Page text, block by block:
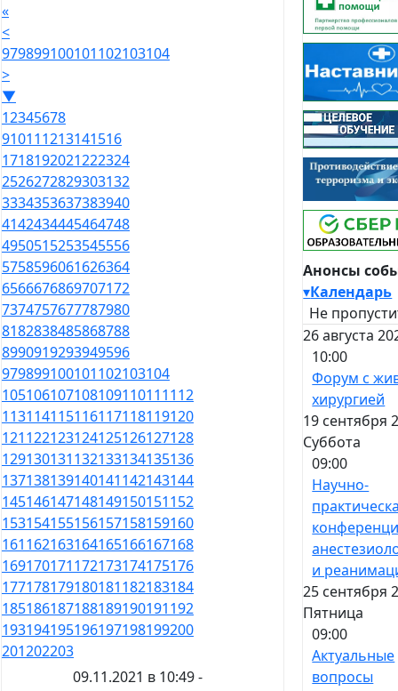
«
<
979899100101102103104
>
▼
12345678
910111213141516
1718192021222324
2526272829303132
3334353637383940
4142434445464748
4950515253545556
5758596061626364
6566676869707172
7374757677787980
8182838485868788
8990919293949596
979899100101102103104
105106107108109110111112
113114115116117118119120
121122123124125126127128
129130131132133134135136
137138139140141142143144
145146147148149150151152
153154155156157158159160
161162163164165166167168
169170171172173174175176
177178179180181182183184
185186187188189190191192
193194195196197198199200
201202203
09.11.2021 в 10:49 -
Анонсы
▾Календарь
Не
26 августа
10:00
Форум с
хирургией
19 сентября
Суббота
09:00
Научно-
и
25 сентября
Пятница
09:00
Актуальные
вопросы